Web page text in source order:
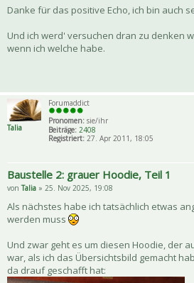
Danke für das positive Echo, ich bin auch
Und ich werd' versuchen dran zu denken
wenn ich welche habe.
Talia
Forumaddict
Pronomen: sie/ihr
Beiträge: 2408
Registriert: 27. Apr 2011, 18:05
Baustelle 2: grauer Hoodie, Teil 1
vonTalia » 25. Nov 2025, 19:08
Als nächstes habe ich tatsächlich etwas
werden muss
Und zwar geht es um diesen Hoodie, der
war, als ich das Übersichtsbild gemacht
da drauf geschafft hat: